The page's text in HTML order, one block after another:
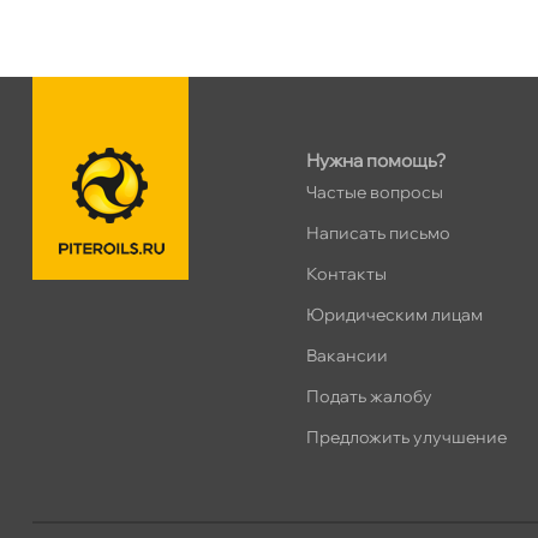
пр.Науки 10к1 (2 этаж)
ПН–ВС
Ленинский пр. 92 к.1
0 шт
Нужна помощь?
Частые вопросы
Написать письмо
Контакты
Юридическим лицам
акансии
Подать жалобу
Предложить улучшение